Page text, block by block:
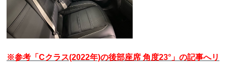
※参考「Cクラス(2022年)の後部座席 角度23°」の記事へリ